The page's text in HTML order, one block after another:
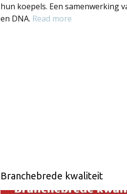
hun koepels. Een samenwerking
en DNA. Read more
Branchebrede kwaliteit